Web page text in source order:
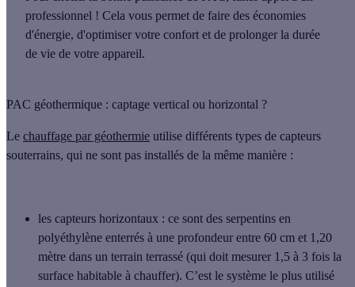
professionnel ! Cela vous permet de faire des économies
d'énergie, d'optimiser votre confort et de prolonger la durée
de vie de votre appareil.
PAC géothermique : captage vertical ou horizontal ?
Le chauffage par géothermie utilise différents types de capteurs
souterrains, qui ne sont pas installés de la même manière :
les capteurs horizontaux : ce sont des serpentins en
polyéthylène enterrés à une profondeur entre 60 cm et 1,20
mètre dans un terrain terrassé (qui doit mesurer 1,5 à 3 fois la
surface habitable à chauffer). C’est le système le plus utilisé